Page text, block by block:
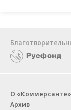
О «Коммерсанте»
Архив